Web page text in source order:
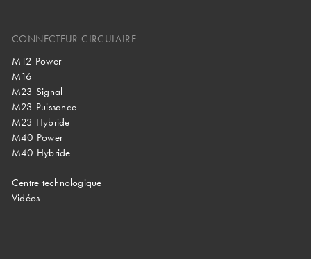
CONNECTEUR CIRCULAIRE
M12 Power
M16
M23 Signal
M23 Puissance
M23 Hybride
M40 Power
M40 Hybride
Centre technologique
Vidéos